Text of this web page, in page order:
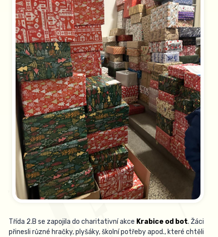
Třída 2.B se zapojila do charitativní akce Krabice od bot. Žáci
přinesli různé hračky, plyšáky, školní potřeby apod., které chtěli